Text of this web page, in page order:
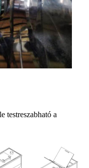
testreszabható a